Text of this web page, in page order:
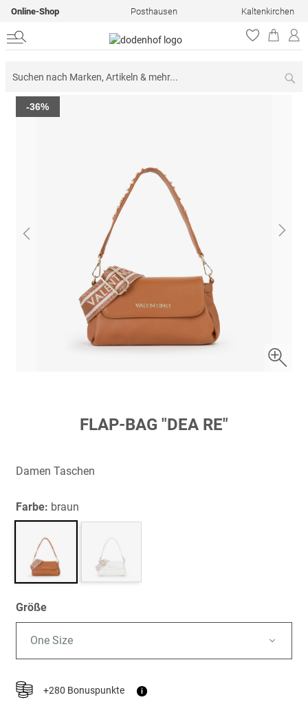
Online-Shop Posthausen Kaltenkirchen
Zum
Ende
-36%
springen
FLAP-BAG "DEA RE"
Damen Taschen
Farbe: braun
Größe
One Size
+280 Bonuspunkte i